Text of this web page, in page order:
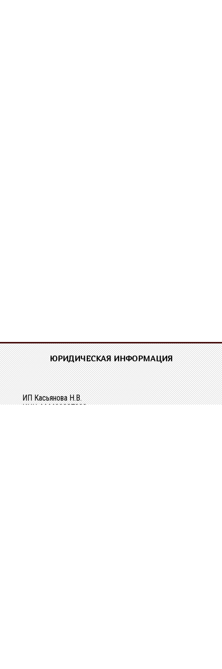
ЮРИДИЧЕСКАЯ ИНФОРМАЦИЯ
ИП Касьянова Н.В.
ИНН 444400337228